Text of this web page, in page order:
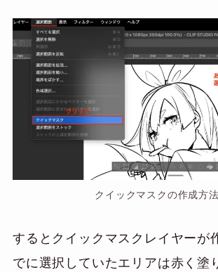
クイックマスクの作成方法
するとクイックマスクレイヤーが
でに選択していたエリアは赤く塗